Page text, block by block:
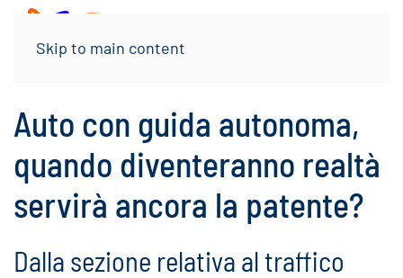
Skip to main content
Auto con guida autonoma,
quando diventeranno realtà
servirà ancora la patente?
Dalla sezione relativa al traffico